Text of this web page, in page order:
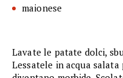
maionese
Lavate le patate dolci,
Lessatele in acqua